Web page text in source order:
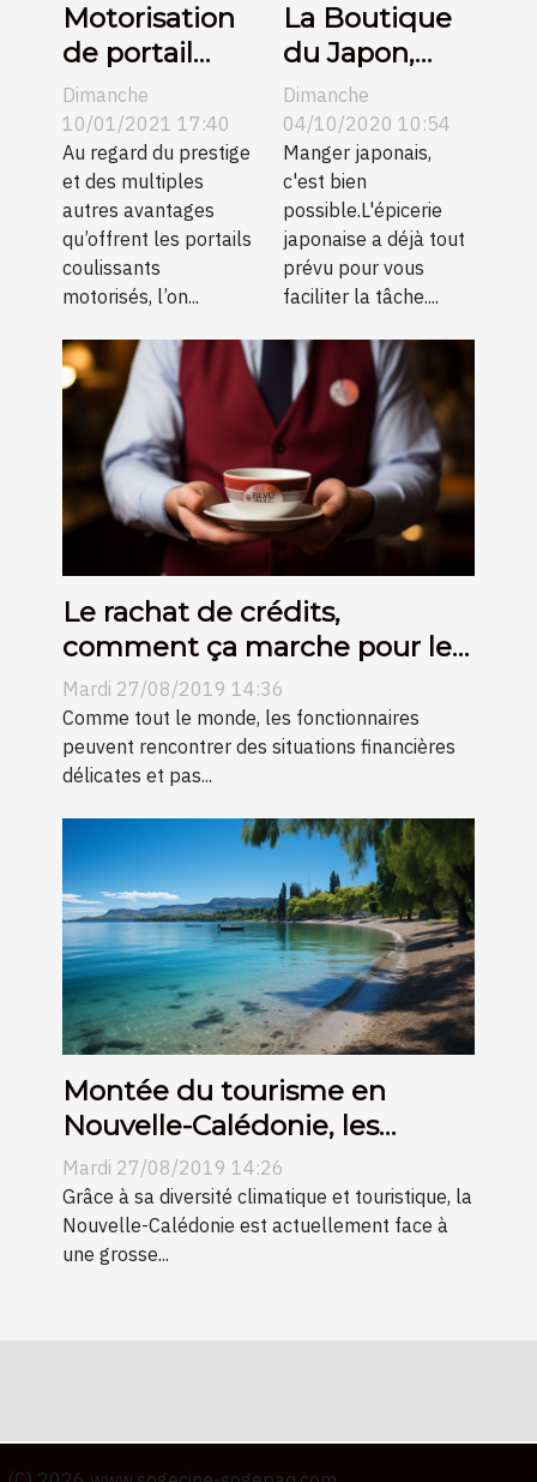
Motorisation
de portail
coulissant:
quel budget
pour l’installer
?
Dimanche
10/01/2021 17:40
Au regard du prestige
et des multiples
autres avantages
qu’offrent les portails
coulissants
motorisés, l’on...
La Boutique
du Japon,
épicerie
Japonaise par
Internet
Dimanche
04/10/2020 10:54
Manger japonais,
c'est bien
possible.L'épicerie
japonaise a déjà tout
prévu pour vous
faciliter la tâche....
Le rachat de crédits,
comment ça marche pour les
fonctionnaires ?
Mardi 27/08/2019 14:36
Comme tout le monde, les fonctionnaires
peuvent rencontrer des situations financières
délicates et pas...
Montée du tourisme en
Nouvelle-Calédonie, les
retombées économiques !
Mardi 27/08/2019 14:26
Grâce à sa diversité climatique et touristique, la
Nouvelle-Calédonie est actuellement face à
une grosse...